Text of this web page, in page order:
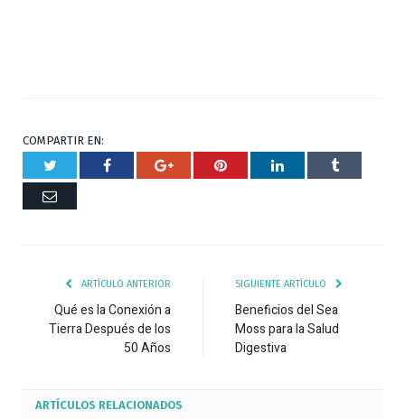
COMPARTIR EN:
Twitter Facebook Google+ Pinterest RespuestaTumblr
Correo
ARTÍCULO ANTERIOR
Qué es la Conexión a
Tierra Después de los
50 Años
SIGUIENTE ARTÍCULO
Beneficios del Sea
Moss para la Salud
Digestiva
ARTÍCULOS RELACIONADOS